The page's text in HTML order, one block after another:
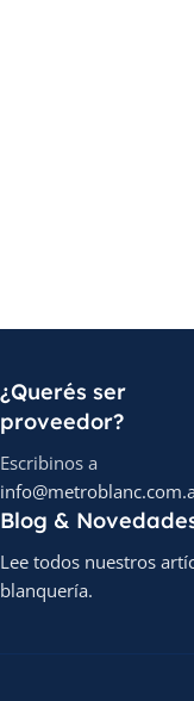
¿Querés ser
proveedor?
Escribinos a
Blog &
Lee todos nuestros
blanquería.